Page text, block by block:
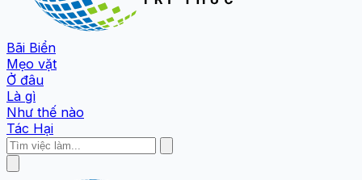
Bãi Biển
Mẹo vặt
Ở đâu
Là gì
Như thế nào
Tác Hại